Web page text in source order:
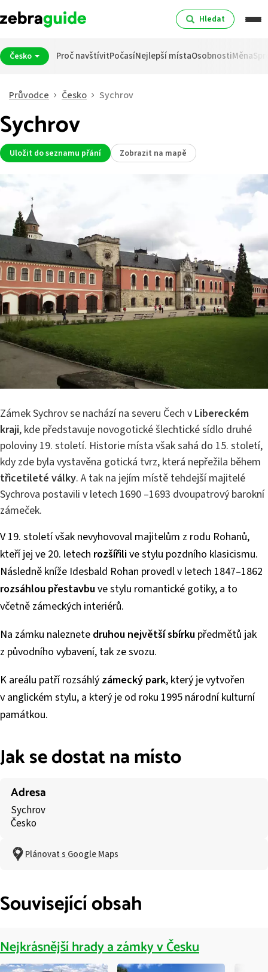
Hledat
Česko Proč navštívitPočasíNejlepší místaOsobnostiMěna
Průvodce Česko Sychrov
Sychrov
Uložit do seznamu přání Zobrazit na mapě
Zámek Sychrov se nachází na severu Čech v Libereckém
kraji, kde představuje novogotické šlechtické sídlo druhé
poloviny 19. století. Historie místa však sahá do 15. století,
kdy zde byla vystavěna gotická tvrz, která nepřežila během
třicetileté války. A tak na jejím místě tehdejší majitelé
Sychrova postavili v letech 1690 –1693 dvoupatrový barokní
zámeček.
V 19. století však nevyhovoval majitelům z rodu Rohanů,
kteří jej ve 20. letech rozšířilive stylu pozdního klasicismu.
Následně kníže Idesbald Rohan provedl v letech 1847–1862
rozsáhlou přestavbuve stylu romantické gotiky, a to
včetně zámeckých interiérů.
Na zámku naleznete druhou největší sbírku předmětů jak
z původního vybavení, tak ze svozu.
K areálu patří rozsáhlý zámecký park, který je vytvořen
v anglickém stylu, a který je od roku 1995 národní kulturní
památkou.
Jak se dostat na místo
Adresa
Sychrov
Česko
Plánovat s Google Maps
Související obsah
Nejkrásnější hrady a zámky v Česku